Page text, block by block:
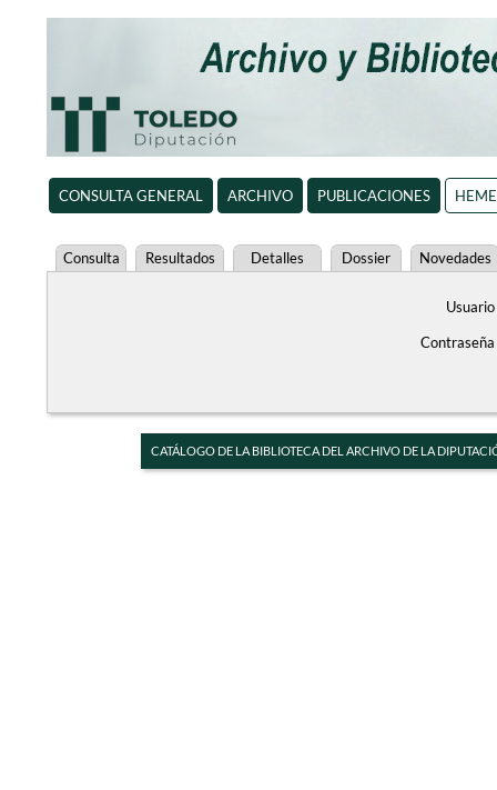
CONSULTA GENERAL ARCHIVO PUBLICACIONES
Consulta Resultados Detalles Dossier Novedades
Usuario
Contraseña
CATÁLOGO DE LA BIBLIOTECA DEL ARCHIVO DE LA